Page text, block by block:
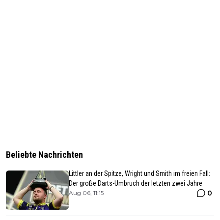
Beliebte Nachrichten
Littler an der Spitze, Wright und Smith im freien Fall:
Der große Darts-Umbruch der letzten zwei Jahre
Aug 06, 11:15 0